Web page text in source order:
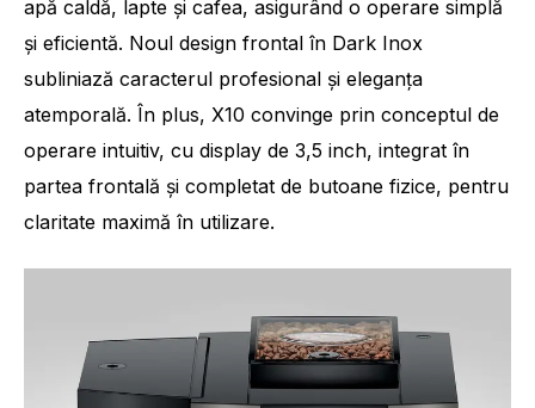
apă caldă, lapte și cafea, asigurând o operare simplă
și eficientă. Noul design frontal în Dark Inox
subliniază caracterul profesional și eleganța
atemporală. În plus, X10 convinge prin conceptul de
operare intuitiv, cu display de 3,5 inch, integrat în
partea frontală și completat de butoane fizice, pentru
claritate maximă în utilizare.